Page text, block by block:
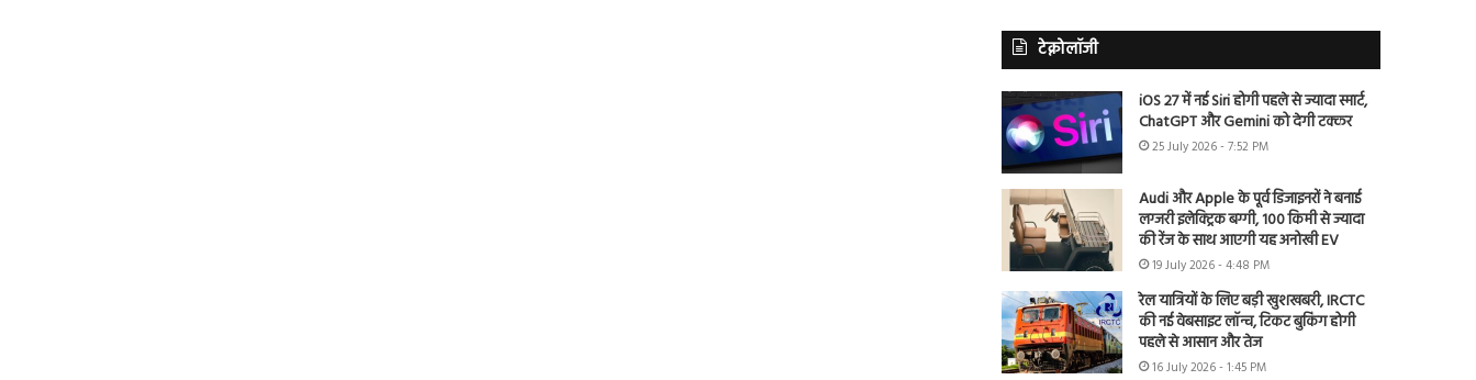
टेक्नोलॉजी
iOS 27 में नई Siri होगी पहले से ज्यादा स्मार्ट,
ChatGPT और Gemini को देगी टक्कर
25 July 2026 - 7:52 PM
Audi और Apple के पूर्व डिजाइनरों ने बनाई
लग्जरी इलेक्ट्रिक बग्गी, 100 किमी से ज्यादा
की रेंज के साथ आएगी यह अनोखी EV
19 July 2026 - 4:48 PM
रेल यात्रियों के लिए बड़ी खुशखबरी, IRCTC
की नई वेबसाइट लॉन्च, टिकट बुकिंग होगी
पहले से आसान और तेज
16 July 2026 - 1:45 PM